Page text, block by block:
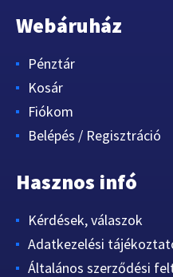
Webáruház
Pénztár
Kosár
Fiókom
Belépés / Regisztráció
Hasznos infó
Kérdések, válaszok
Adatkezelési
Általános szerződési